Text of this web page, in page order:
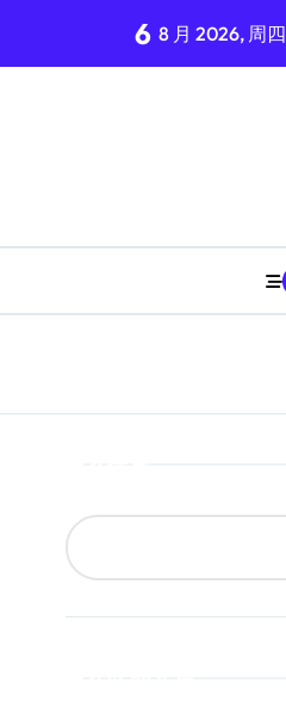
6 8 月 2026, 周四